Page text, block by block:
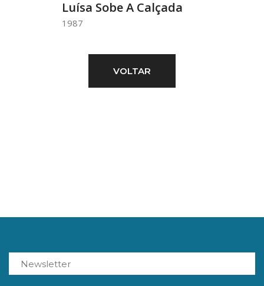
Luísa Sobe A Calçada
1987
VOLTAR